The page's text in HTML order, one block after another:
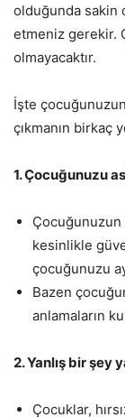
olduğunda sakin
etmeniz gerekir.
olmayacaktır.
İşte çocuğunuzun
çıkmanın birkaç
1. Çocuğunuzu
Çocuğunuzun
kesinlikle
çocuğunuzu
Bazen
anlamaların
2. Yanlış bir şey
Çocuklar,